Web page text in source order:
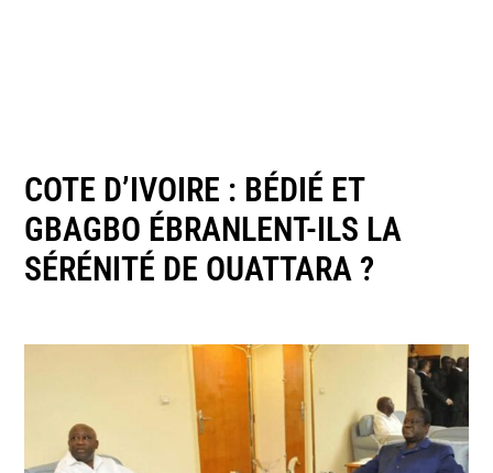
COTE D’IVOIRE : BÉDIÉ ET
GBAGBO ÉBRANLENT-ILS LA
SÉRÉNITÉ DE OUATTARA ?